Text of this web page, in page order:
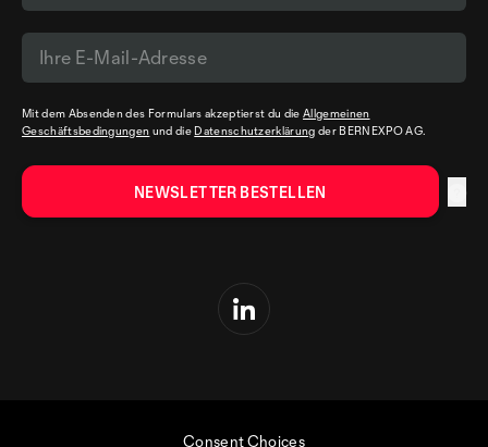
Mit dem Absenden des Formulars akzeptierst du dieAllgemeinen
Geschäftsbedingungen und die Datenschutzerklärung der BERNEXPO AG.
Consent Choices